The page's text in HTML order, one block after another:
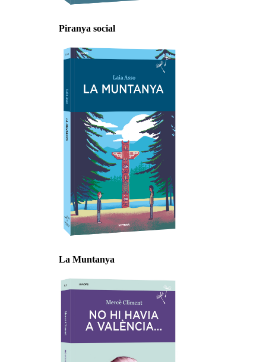
Piranya social
La Muntanya